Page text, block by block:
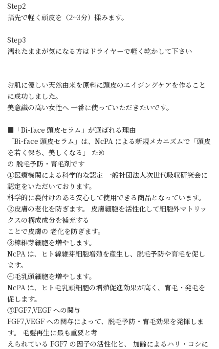
Step2
指先で軽く頭皮を（2~3分）揉みます。
Step3
濡れたままが気になる方はドライヤーで軽く乾かして下さい
お肌に優しい天然由来を原料に頭皮のエイジングケアを作ること
に成功しました。
美意識の高い女性へ 一番に使っていただきたいです。
■「Bi-face 頭皮セラム」が選ばれる理由
「Bi-face 頭皮セラム」は、NcPA による新規メカニズムで「頭皮
を若く保ち、美しくなる」 ため
の 脱毛予防・育毛剤です
①医療機関による科学的な認定 一般社団法人次世代吸収研究会に
認定をいただいております。
科学的に裏付けのある安心して使用できる商品となっています。
②皮膚の老化を防ぎます。 皮膚細胞を活性化して細胞外マトリッ
クスの構成成分を補充する
ことで皮膚の 老化を防ぎます。
③線維芽細胞を増やします。
NcPA は、ヒト線維芽細胞増殖を産生し、脱毛予防や育毛を促し
ます。
④毛乳頭細胞を増やします。
NcPA は、ヒト毛乳頭細胞の増殖促進効果が高く、育毛・発毛を
促します。
⑤FGF7,VEGF への関与
FGF7,VEGF への関与によって、脱毛予防・育毛効果を発揮しま
す。 毛髪再生に最も重要と考
えられている FGF7 の因子の活性化と、 加齢によるハリ・コシに